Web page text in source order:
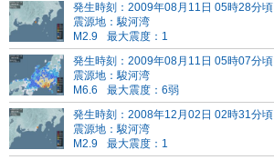
発生時刻：2009年08月11日 05時28分頃
震源地：駿河湾
M2.9
最大震度：1
発生時刻：2009年08月11日 05時07分頃
震源地：駿河湾
M6.6
最大震度：6弱
発生時刻：2008年12月02日 02時31分頃
震源地：駿河湾
M2.9
最大震度：1